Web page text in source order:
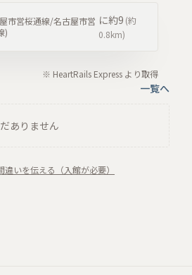
市営桜通線/名古屋市営
)
に約9 (約
0.8km)
※ HeartRails Express より取得
一覧へ
ありません
違いを伝える（入館が必要）